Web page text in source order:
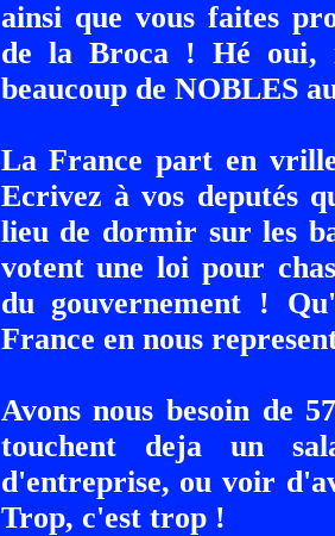
ainsi que vous faites
de la Broca ! Hé oui,
beaucoup de NOBLES
La France part en
Ecrivez à vos deputés
lieu de dormir sur les
votent une loi pour
du gouvernement !
France en nous
Avons nous besoin de
touchent deja un
d'entreprise, ou voir
Trop, c'est trop !